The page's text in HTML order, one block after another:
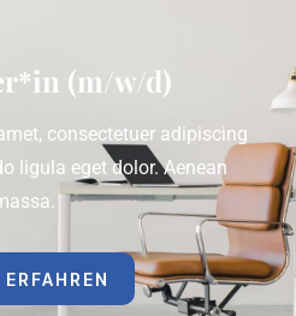
(m/w/d)
consectetuer adipiscing
ligula eget dolor. Aenean